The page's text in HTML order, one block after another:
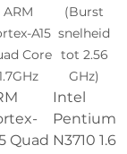
ARM
A15
Core
Quad
(Burst
snelheid
tot 2.56
GHz)
Intel
Pentium
N3710 1.6